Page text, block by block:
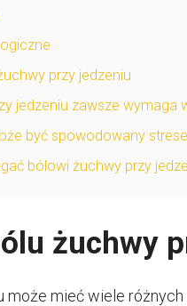
przy jedzeniu
jedzeniu zawsze wymaga
być spowodowany
bólowi żuchwy przy
żuchwy
może mieć wiele